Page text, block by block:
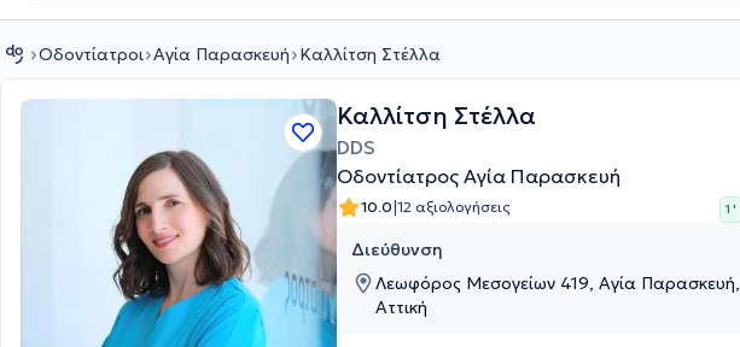
Οδοντίατροι Αγία Παρασκευή Καλλίτση Στέλλα
Καλλίτση Στέλλα
DDS
Οδοντίατρος Αγία Παρασκευή
10.0|12 αξιολογήσεις 1 '
Διεύθυνση
Λεωφόρος Μεσογείων 419, Αγία Παρασκευή,
Αττική